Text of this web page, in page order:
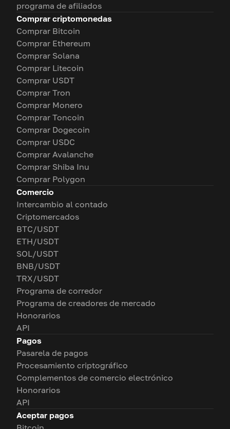
programa de afiliados
Comprar criptomonedas
Comprar Bitcoin
Comprar Ethereum
Comprar Solana
Comprar Litecoin
Comprar USDT
Comprar Tron
Comprar Monero
Comprar Toncoin
Comprar Dogecoin
Comprar USDC
Comprar Avalanche
Comprar Shiba Inu
Comprar Polygon
Comercio
Intercambio al contado
Criptomercados
BTC/USDT
ETH/USDT
SOL/USDT
BNB/USDT
TRX/USDT
Programa de corredor
Programa de creadores de mercado
Honorarios
API
Pagos
Pasarela de pagos
Procesamiento criptográfico
Complementos de comercio electrónico
Honorarios
API
Aceptar pagos